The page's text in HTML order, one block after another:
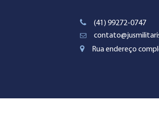
(41) 99272-0747
Rua endereço